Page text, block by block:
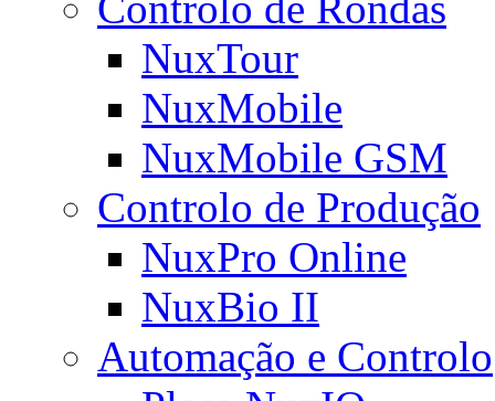
NuxTour
NuxMobile
NuxMobile GSM
Controlo de Produção
NuxPro Online
NuxBio II
Automação e Controlo